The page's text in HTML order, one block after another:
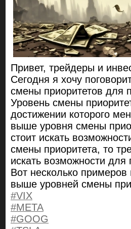
Привет, трейдеры и
Сегодня я хочу
смены приоритетов для
Уровень смены
достижении которого
выше уровня смены
стоит искать
смены приоритета, то
искать возможности для
Вот несколько
выше уровней смены
#VIX
#META
#GOOG